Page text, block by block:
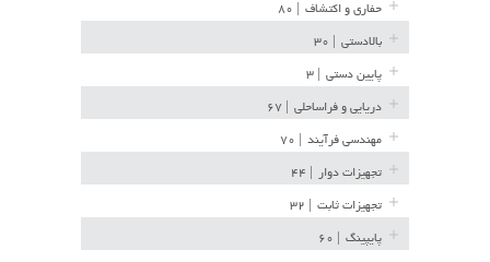
حفاری و اکتشاف
بالادستی
پایین دستی
دریایی و فراساحلی
مهندسی فرآیند
تجهیزات دوار
تجهیزات ثابت
پایپینگ